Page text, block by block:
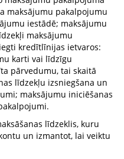
maksājumu pakalpojumu
iestādē; maksājumu
maksājumu
kredītlīnijas ietvaros:
karti vai līdzīgu
pārvedumu, tai skaitā
līdzekļu izsniegšana un
maksājumu iniciēšanas
līdzeklis, kuru
un izmantot, lai veiktu